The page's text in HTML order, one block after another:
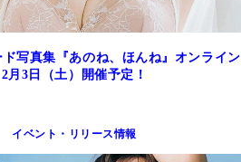
写真集『あのね、ほんね』オンライン
3日（土）開催予定！
イベント・リリース情報